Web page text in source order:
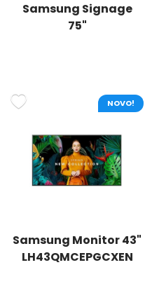
Samsung Signage
75"
NOVO!
Samsung Monitor 43"
LH43QMCEPGCXEN